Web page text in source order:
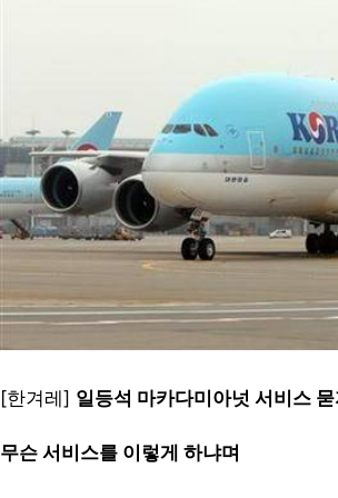
[한겨레] 일등석 마카다미아넛 서비스
무슨 서비스를 이렇게 하냐며